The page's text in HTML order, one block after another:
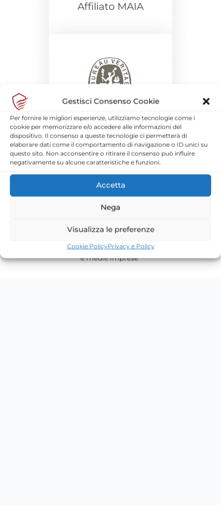
Gestisci Consenso Cookie
Per fornire le migliori esperienze, utilizziamo tecnologie come i
cookie per memorizzare e/o accedere alle informazioni del
dispositivo. Il consenso a queste tecnologie ci permetterà di
elaborare dati come il comportamento di navigazione o ID unici su
questo sito. Non acconsentire o ritirare il consenso può influire
negativamente su alcune caratteristiche e funzioni.
Accetta
Nega
Visualizza le preferenze
Cookie PolicyPrivacy e Policy
Affiliato MAIA
Certificato CEPAS
sviluppo di progetti di digitalizzazione nelle micro, piccole
e medie imprese”